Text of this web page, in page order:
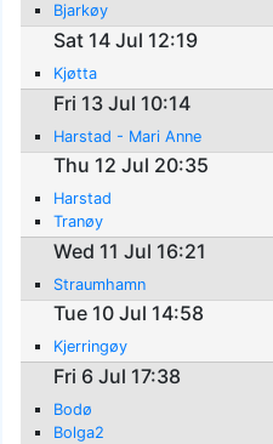
Bjarkøy
Sat 14 Jul 12:19
Kjøtta
Fri 13 Jul 10:14
Harstad - Mari Anne
Thu 12 Jul 20:35
Harstad
Tranøy
Wed 11 Jul 16:21
Straumhamn
Tue 10 Jul 14:58
Kjerringøy
Fri 6 Jul 17:38
Bodø
Bolga2